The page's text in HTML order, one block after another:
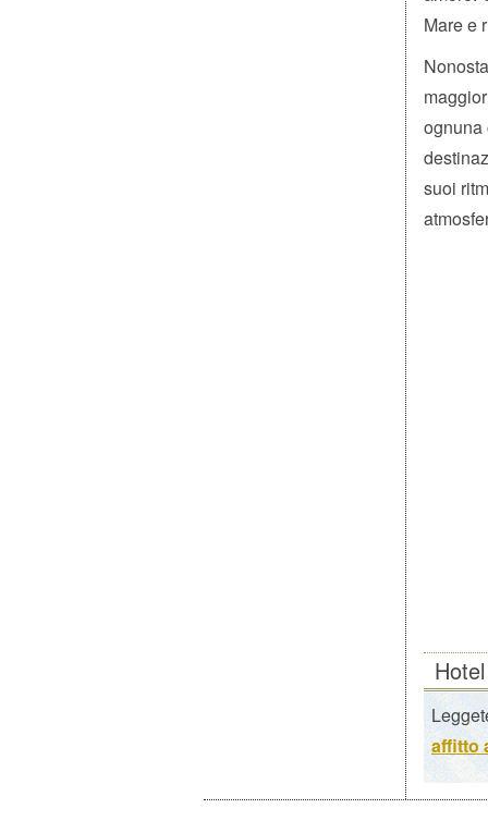
Mare e
ognuna
suoi
affitto